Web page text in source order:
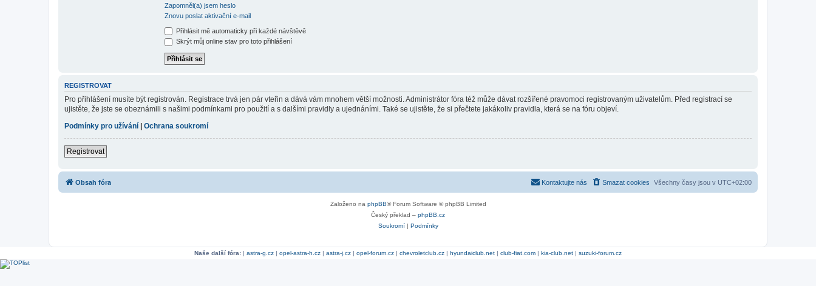
Zapomněl(a) jsem heslo
Znovu poslat aktivační e-mail
Přihlásit mě automaticky při každé návštěvě
Skrýt můj online stav pro toto přihlášení
REGISTROVAT
Pro přihlášení musíte být registrován. Registrace trvá jen pár vteřin a dává vám mnohem větší možnosti. Administrátor fóra též může dávat rozšířené pravomoci registrovaným uživatelům. Před registrací se
ujistěte, že jste se obeznámili s našimi podmínkami pro použití a s dalšími pravidly a ujednáními. Také se ujistěte, že si přečtete jakákoliv pravidla, která se na fóru objeví.
Podmínky pro užívání
Ochrana soukromí
Registrovat
Obsah fóra Všechny časy jsou v UTC+02:00
Smazat cookies
Kontaktujte nás
Založeno na phpBB® Forum Software © phpBB Limited
Český překlad – phpBB.cz
Soukromí| Podmínky
Naše další fóra: | astra-g.cz | opel-astra-h.cz | astra-j.cz | opel-forum.cz | chevroletclub.cz | hyundaiclub.net | club-fiat.com | kia-club.net | suzuki-forum.cz